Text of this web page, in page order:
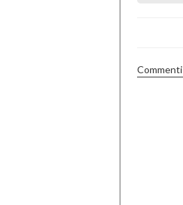
Commenti